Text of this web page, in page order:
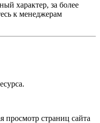
характер, за более
к менеджерам
просмотр страниц сайта